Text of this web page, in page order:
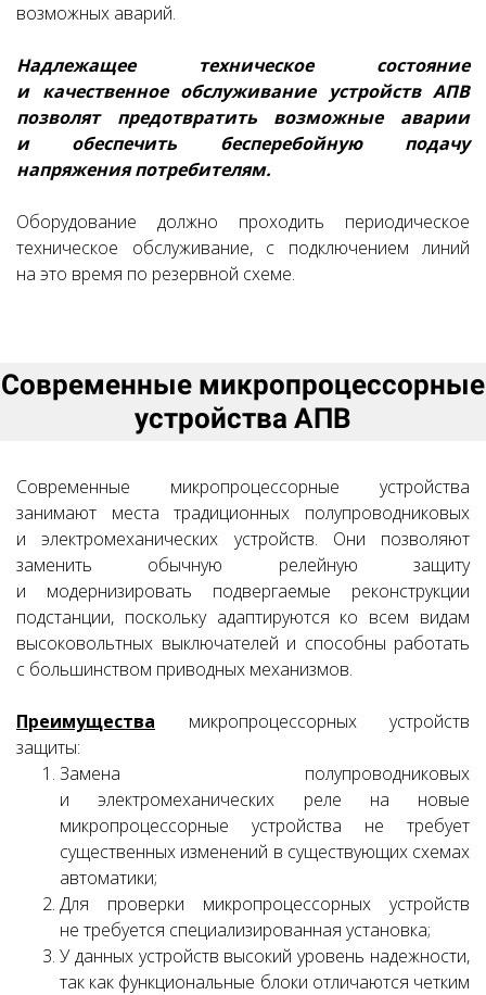
возможных аварий.
Надлежащее техническое состояние
и качественное обслуживание устройств АПВ
позволят предотвратить возможные аварии
и обеспечить бесперебойную подачу
напряжения потребителям.
Оборудование должно проходить периодическое
техническое обслуживание, с подключением линий
на это время по резервной схеме.
Современные микропроцессорные
устройства АПВ
Современные микропроцессорные устройства
занимают места традиционных полупроводниковых
и электромеханических устройств. Они позволяют
заменить обычную релейную защиту
и модернизировать подвергаемые реконструкции
подстанции, поскольку адаптируются ко всем видам
высоковольтных выключателей и способны работать
с большинством приводных механизмов.
Преимущества микропроцессорных устройств
защиты:
Замена полупроводниковых
и электромеханических реле на новые
микропроцессорные устройства не требует
существенных изменений в существующих схемах
автоматики;
Для проверки микропроцессорных устройств
не требуется специализированная установка;
У данных устройств высокий уровень надежности,
так как функциональные блоки отличаются четким